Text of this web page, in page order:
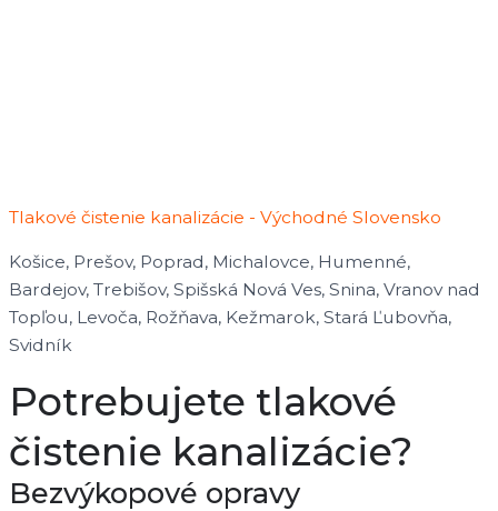
Tlakové čistenie kanalizácie - Východné Slovensko
Košice, Prešov, Poprad, Michalovce, Humenné,
Bardejov, Trebišov, Spišská Nová Ves, Snina, Vranov nad
Topľou, Levoča, Rožňava, Kežmarok, Stará Ľubovňa,
Svidník
Potrebujete tlakové
čistenie kanalizácie?
Bezvýkopové opravy